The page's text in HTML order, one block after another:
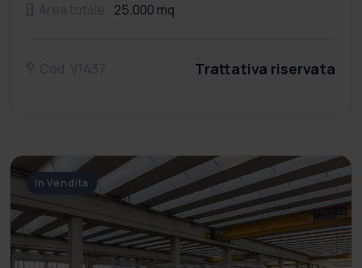
25.000 mq
Trattativa riservata
In Vendita